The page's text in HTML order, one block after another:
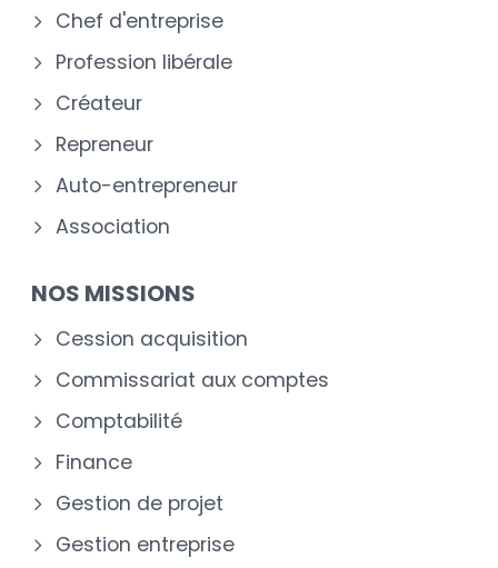
Chef d'entreprise
Profession libérale
Créateur
Repreneur
Auto-entrepreneur
Association
NOS MISSIONS
Cession acquisition
Commissariat aux comptes
Comptabilité
Finance
Gestion de projet
Gestion entreprise